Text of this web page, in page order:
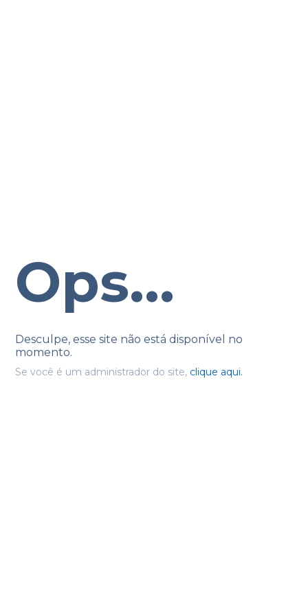
Ops...
Desculpe, esse site não está disponível no
momento.
Se você é um administrador do site, clique aqui.